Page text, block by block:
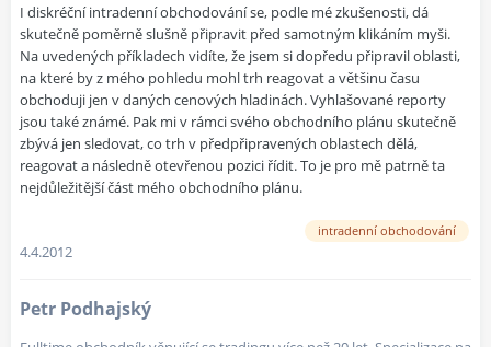
I diskréční intradenní obchodování se, podle mé zkušenosti, dá
skutečně poměrně slušně připravit před samotným klikáním myši.
Na uvedených příkladech vidíte, že jsem si dopředu připravil oblasti,
na které by z mého pohledu mohl trh reagovat a většinu času
obchoduji jen v daných cenových hladinách. Vyhlašované reporty
jsou také známé. Pak mi v rámci svého obchodního plánu skutečně
zbývá jen sledovat, co trh v předpřipravených oblastech dělá,
reagovat a následně otevřenou pozici řídit. To je pro mě patrně ta
nejdůležitější část mého obchodního plánu.
intradenní obchodování
4.4.2012
Petr Podhajský